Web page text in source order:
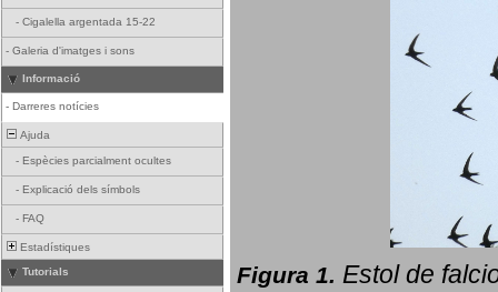
- Cigalella argentada 15-22
- Galeria d'imatges i sons
Informació
- Darreres notícies
Ajuda
- Espècies parcialment ocultes
- Explicació dels símbols
- FAQ
Estadístiques
Tutorials
Figura 1. Estol de